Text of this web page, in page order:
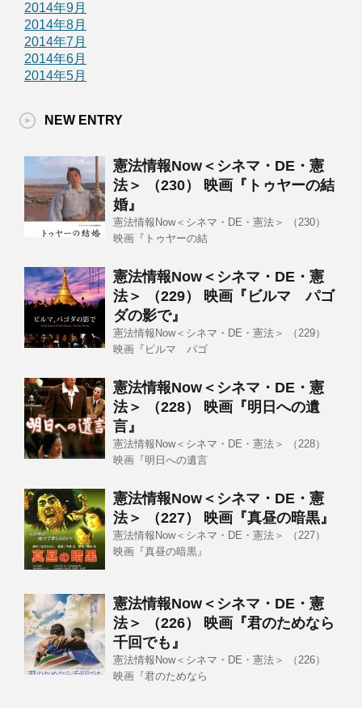
2014年9月
2014年8月
2014年7月
2014年6月
2014年5月
NEW ENTRY
憲法情報Now＜シネマ・DE・憲
法＞ （230） 映画『トゥヤーの結
婚』
憲法情報Now＜シネマ・DE・憲法＞ （230）
映画『トゥヤーの結
憲法情報Now＜シネマ・DE・憲
法＞ （229） 映画『ビルマ パゴ
ダの影で』
憲法情報Now＜シネマ・DE・憲法＞ （229）
映画『ビルマ パゴ
憲法情報Now＜シネマ・DE・憲
法＞ （228） 映画『明日への遺
言』
憲法情報Now＜シネマ・DE・憲法＞ （228）
映画『明日への遺言
憲法情報Now＜シネマ・DE・憲
法＞ （227） 映画『真昼の暗黒』
憲法情報Now＜シネマ・DE・憲法＞ （227）
映画『真昼の暗黒』
憲法情報Now＜シネマ・DE・憲
法＞ （226） 映画『君のためなら
千回でも』
憲法情報Now＜シネマ・DE・憲法＞ （226）
映画『君のためなら